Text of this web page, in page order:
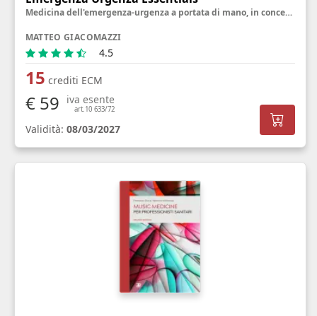
Medicina dell'emergenza-urgenza a portata di mano, in concetti semplici, pratici e utili
MATTEO GIACOMAZZI
4.5
15 crediti ECM
€ 59 iva esente
art.10 633/72
Validità: 08/03/2027